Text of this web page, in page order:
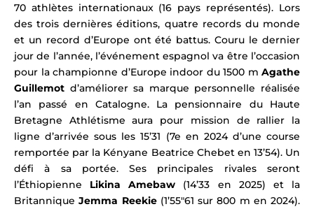
70 athlètes internationaux (16 pays représentés). Lors
des trois dernières éditions, quatre records du monde
et un record d’Europe ont été battus. Couru le dernier
jour de l’année, l’événement espagnol va être l’occasion
pour la championne d’Europe indoor du 1500 m Agathe
Guillemot d’améliorer sa marque personnelle réalisée
l’an passé en Catalogne. La pensionnaire du Haute
Bretagne Athlétisme aura pour mission de rallier la
ligne d’arrivée sous les 15’31 (7e en 2024 d’une course
remportée par la Kényane Beatrice Chebet en 13’54). Un
défi à sa portée. Ses principales rivales seront
l’Éthiopienne Likina Amebaw (14’33 en 2025) et la
BritanniqueJemma Reekie(1’55″61 sur 800 m en 2024).